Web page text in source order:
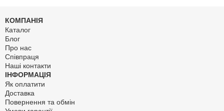
КОМПАНІЯ
Каталог
Блог
Про нас
Співпраця
Наші контакти
ІНФОРМАЦІЯ
Як оплатити
Доставка
Повернення та обмін